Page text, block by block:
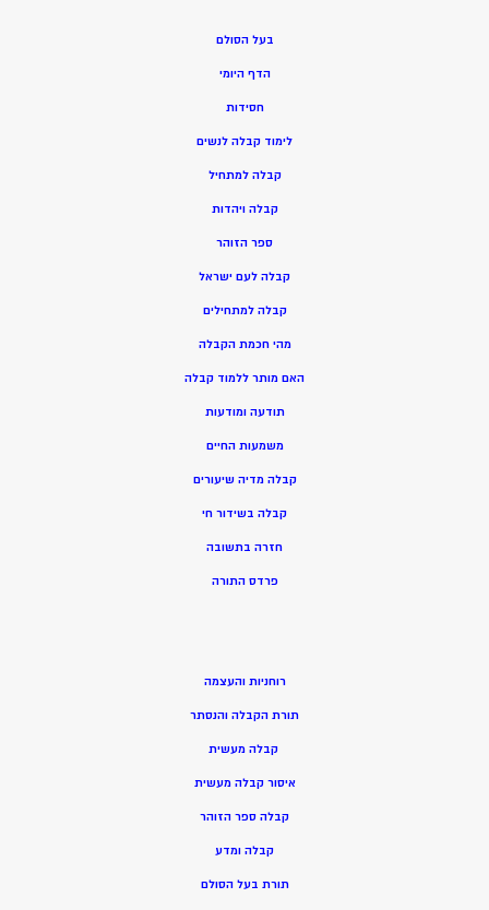
בעל הסולם
הדף היומי
חסידות
לימוד קבלה לנשים
קבלה למתחיל
קבלה ויהדות
ספר הזוהר
קבלה לעם ישראל
קבלה למתחילים
מהי חכמת הקבלה
האם מותר ללמוד קבלה
תודעה ומודעות
משמעות החיים
קבלה מדיה שיעורים
קבלה בשידור חי
חזרה בתשובה
פרדס התורה
רוחניות והעצמה
תורת הקבלה והנסתר
קבלה מעשית
איסור קבלה מעשית
קבלה ספר הזוהר
קבלה ומדע
תורת בעל הסולם